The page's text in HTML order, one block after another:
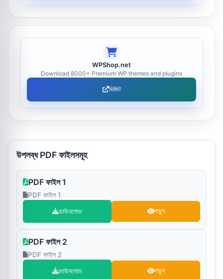
WPShop.net
Download 8000+ Premium WP themes and plugins
ভিজিট
উপলব্ধ PDF ফাইলসমূহ
PDF ফাইল 1
PDF ফাইল 1
ডাউনলোড পড়ুন
PDF ফাইল 2
PDF ফাইল 2
ডাউনলোড পড়ুন